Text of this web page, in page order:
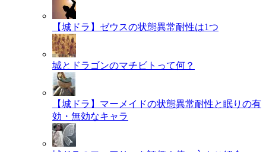
【城ドラ】ゼウスの状態異常耐性は1つ
城とドラゴンのマチビトって何？
【城ドラ】マーメイドの状態異常耐性と眠りの有
効・無効なキャラ